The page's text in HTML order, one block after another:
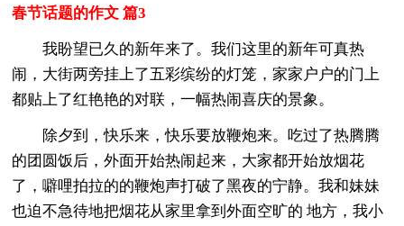
春节话题的作文 篇3
我盼望已久的新年来了。我们这里的新年可真热
闹，大街两旁挂上了五彩缤纷的灯笼，家家户户的门上
都贴上了红艳艳的对联，一幅热闹喜庆的景象。
除夕到，快乐来，快乐要放鞭炮来。吃过了热腾腾
的团圆饭后，外面开始热闹起来，大家都开始放烟花
了，噼哩拍拉的的鞭炮声打破了黑夜的宁静。我和妹妹
也迫不急待地把烟花从家里拿到外面空旷的 地方，我小